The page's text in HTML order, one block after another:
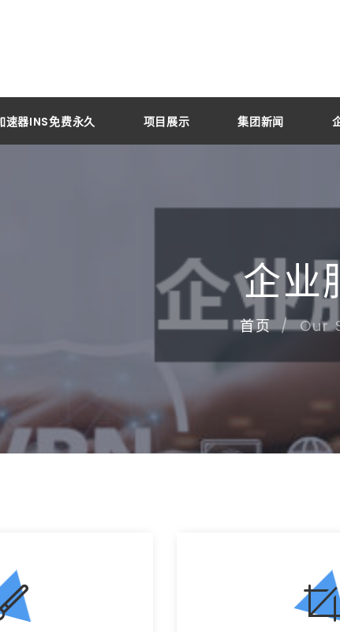
速器INS免费永久 项目展示 集团新闻
企业
首页 Our